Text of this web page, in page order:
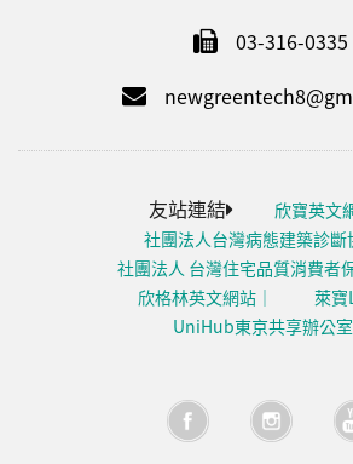
03-316-0335
友站連結
欣寶英文
社團法人台灣病態建築診斷
社團法人 台灣住宅品質消費者
欣格林英文網站
萊
UniHub東京共享辦公室